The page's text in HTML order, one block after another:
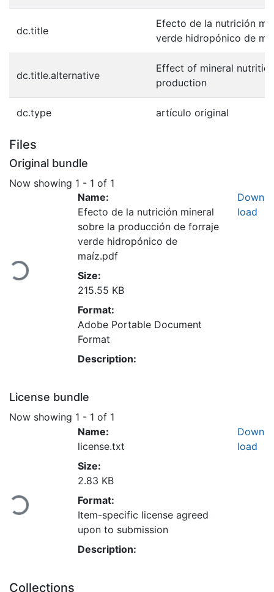
dc.title
Efecto de la nutrición
verde hidropónico de
dc.title.alternative
Effect of mineral
production
dc.type artículo original
Files
Original bundle
Now showing 1 - 1 of 1
Loading...
Name:
Efecto de la nutrición mineral
sobre la producción de forraje
verde hidropónico de
maíz.pdf
Size:
215.55 KB
Format:
Adobe Portable Document
Format
Description:
Down
load
License bundle
Now showing 1 - 1 of 1
Loading...
Name:
license.txt
Size:
2.83 KB
Format:
Item-specific license agreed
upon to submission
Description:
Down
load
Collections